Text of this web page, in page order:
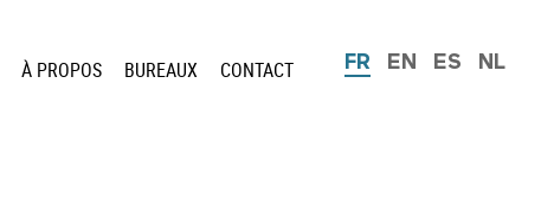
À PROPOS BUREAUX CONTACT FR EN ES NL